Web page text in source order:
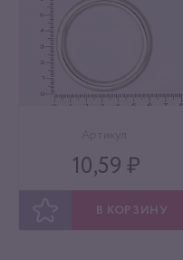
10,59 ₽
В КОРЗИНУ